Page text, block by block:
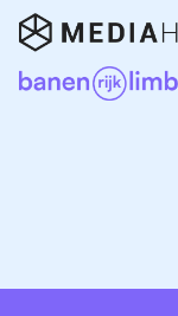
regelmatig
ondersteunende
Bekijk hier